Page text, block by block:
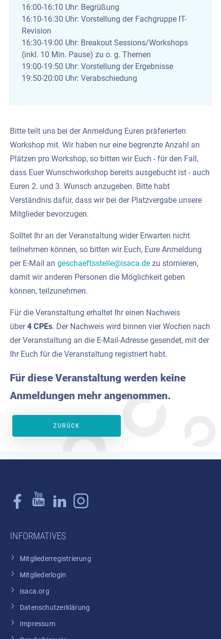
16:00-16:10 Uhr: Begrüßung
16:10-16:30 Uhr: Vorstellung der Fachgruppe IT-
Revision
16:30-19:00 Uhr: Breakout Sessions/Workshops
(inkl. 10 Min. Pause) zu o. g. Themen
19:00-19:50 Uhr: Vorstellung der Ergebnisse
19:50-20:00 Uhr: Verabschiedung
Bitte teilt uns bei der Anmeldung Euren präferierten
Workshop mit. Wir haben nur eine begrenzte Anzahl an
Plätzen pro Workshop, so bitten wir Euch - für den Fall,
dass Euer Wunschworkshop bereits ausgebucht ist - auch
Euren 2. und 3. Wunsch anzugeben. Bitte habt
Verständnis dafür, dass wir bei der Platzvergabe unsere
Mitglieder bevorzugen.
Solltet Ihr an der Veranstaltung wider Erwarten nicht
teilnehmen können, so bitten wir Euch, Eure Anmeldung
per E-Mail an geschaeftsstelle@isaca.de zu stornieren,
damit wir anderen Personen die Möglichkeit geben
können, teilzunehmen.
Für die Veranstaltung erhaltet Ihr einen Nachweis
über4 CPEs. Der Nachweis wird binnen vier Wochen nach
der Veranstaltung an die E-Mail-Adresse gesendet, mit der
Ihr Euch für die Veranstaltung registriert habt.
Für diese Veranstaltung werden keine
Anmeldungen mehr angenommen.
ZURÜCK
INFORMATIVES
Mitgliederregistrierung
Mitgliederlogin
isaca.org
Datenschutzerklärung
Impressum